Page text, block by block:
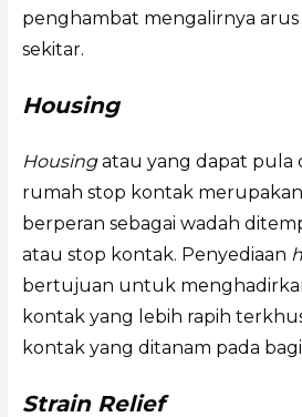
penghambat mengalirnya arus
sekitar.
Housing
Housingatau yang dapat pula
rumah stop kontak
berperan sebagai wadah
atau stop kontak. Penyediaan
bertujuan untuk
kontak yang lebih rapih
kontak yang ditanam pada
Strain Relief